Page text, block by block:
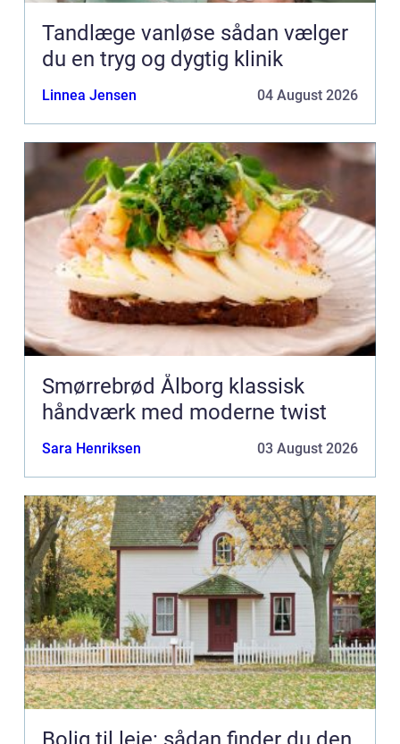
Tandlæge vanløse sådan vælger
du en tryg og dygtig klinik
Linnea Jensen 04 August 2026
Smørrebrød Ålborg klassisk
håndværk med moderne twist
Sara Henriksen 03 August 2026